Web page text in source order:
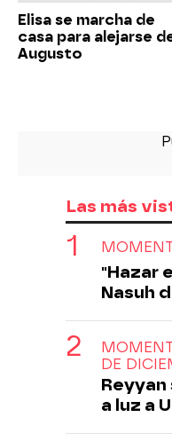
Elisa se marcha de
casa para alejarse
Augusto
Las más
"Hazar
Nasuh
DE
a luz a